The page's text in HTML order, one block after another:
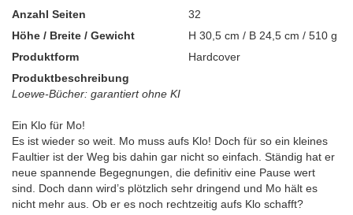
Anzahl Seiten
32
Höhe / Breite / Gewicht
H 30,5 cm / B 24,5 cm / 510 g
Produktform
Hardcover
Produktbeschreibung
Loewe-Bücher: garantiert ohne KI
Ein Klo für Mo!
Es ist wieder so weit. Mo muss aufs Klo! Doch für so ein kleines
Faultier ist der Weg bis dahin gar nicht so einfach. Ständig hat er
neue spannende Begegnungen, die definitiv eine Pause wert
sind. Doch dann wird’s plötzlich sehr dringend und Mo hält es
nicht mehr aus. Ob er es noch rechtzeitig aufs Klo schafft?